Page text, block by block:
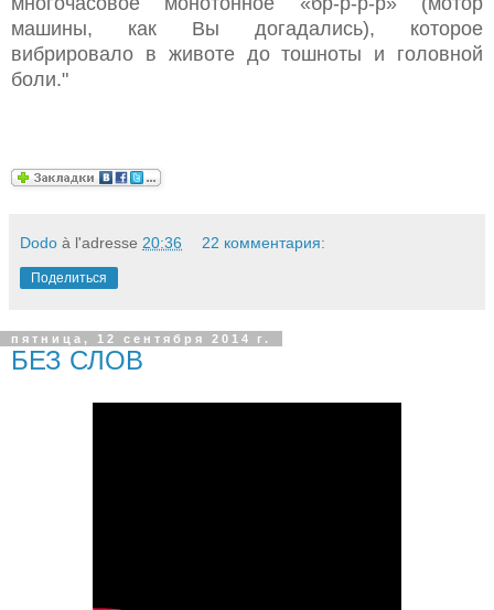
машины, как Вы догадались), которое
вибрировало в животе до тошноты и головной
боли."
Dodo à l'adresse 20:36 22 комментария:
Поделиться
пятница, 12 сентября 2014 г.
БЕЗ СЛОВ